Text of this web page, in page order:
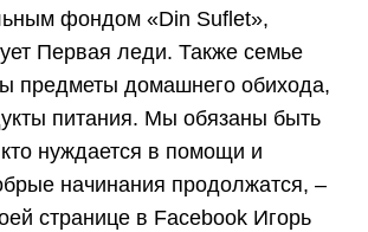
фондом «Din Suflet»,
Первая леди. Также семье
предметы домашнего обихода,
питания. Мы обязаны быть
нуждается в помощи и
начинания продолжатся, –
странице в Facebook Игорь